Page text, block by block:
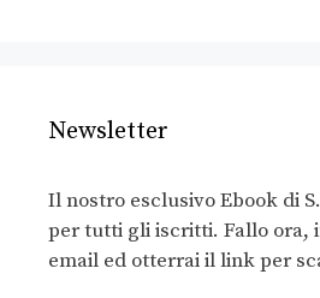
Newsletter
Il nostro esclusivo Ebook di
per tutti gli iscritti. Fallo ora,
email ed otterrai il link per